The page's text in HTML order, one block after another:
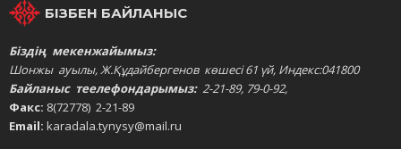
БІЗБЕН БАЙЛАНЫС
Біздің мекенжайымыз:
Шонжы ауылы, Ж.Құдайбергенов көшесі 61 үй, Индекс:041800
Байланыс теелефондарымыз: 2-21-89, 79-0-92,
Факс: 8(72778) 2-21-89
Email: karadala.tynysy@mail.ru